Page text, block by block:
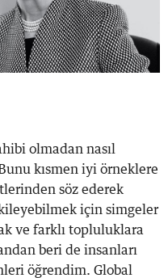
olmadan nasıl
kısmen iyi örneklere
söz ederek
için simgeler
ve farklı topluluklara
beri de insanları
öğrendim. Global